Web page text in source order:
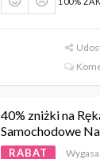
40% zniżki na
Samochodowe
RABAT